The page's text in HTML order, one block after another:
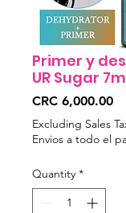
Primer y
UR Sugar
CRC 6,000.00
Excluding Sales
Envios a todo el
Quantity *